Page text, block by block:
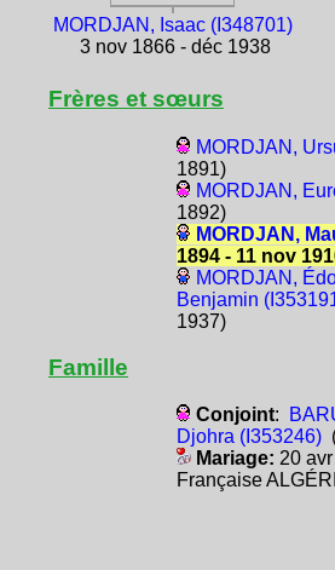
MORDJAN, Isaac (I348701)
3 nov 1866 - déc 1938
Frères et sœurs
MORDJAN,
1891)
MORDJAN,
1892)
MORDJAN,
1894 - 11 nov
MORDJAN,
Benjamin
1937)
Famille
Conjoint:
Djohra (I353246)
Mariage: 20
Française